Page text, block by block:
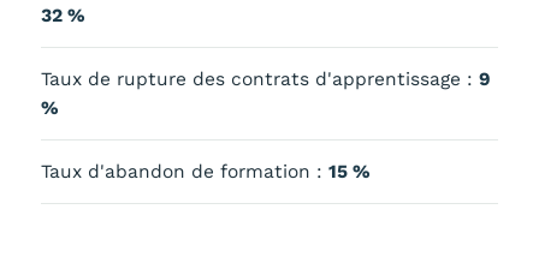
32 %
Taux de rupture des contrats d'apprentissage : 9
%
Taux d'abandon de formation : 15 %